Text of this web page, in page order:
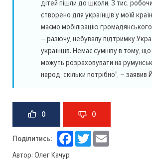
дітей пішли до школи, 3 тис.
створено для українців у моїй
маємо мобілізацію громадянського
– разючу, небувалу підтримку
українців. Немає сумніву в тому, що
можуть розраховувати на
народ, скільки потрібно", – заявив
0 0
Поділитись: Facebook
Twitter
Автор: Олег Качур